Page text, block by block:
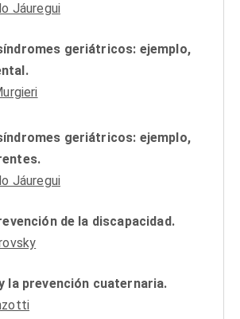
Jáuregui
geriátricos: ejemplo,
geriátricos: ejemplo,
Jáuregui
de la discapacidad.
la prevención cuaternaria.